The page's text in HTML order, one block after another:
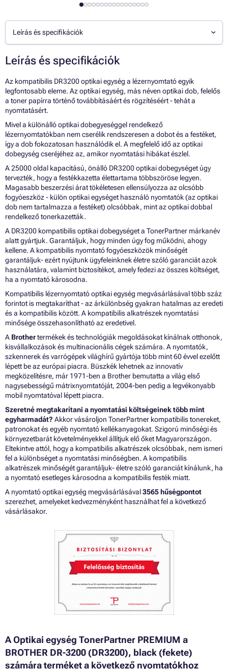
Leírás és specifikációk
Leírás és specifikációk
Az kompatibilis DR3200 optikai egység a lézernyomtató egyik
legfontosabb eleme. Az optikai egység, más néven optikai dob, felelős
a toner papírra történő továbbításáért és rögzítéséért - tehát a
nyomtatásért.
Mivel a különálló optikai dobegyeséggel rendelkező
lézernyomtatókban nem cserélik rendszeresen a dobot és a festéket,
így a dob fokozatosan használódik el. A megfelelő idő az optikai
dobegység cseréjéhez az, amikor nyomtatási hibákat észlel.
A 25000 oldal kapacitású, önálló DR3200 optikai dobegységet úgy
tervezték, hogy a festékkazetta élettartama többszöröse legyen.
Magasabb beszerzési árat tökéletesen ellensúlyozza az olcsóbb
fogyóeszköz - külön optikai egységet használó nyomtatók (az optikai
dob nem tartalmazza a festéket) olcsóbbak, mint az optikai dobbal
rendelkező tonerkazetták.
A DR3200 kompatibilis optikai dobegységet a TonerPartner márkanév
alatt gyártjuk. Garantáljuk, hogy minden úgy fog működni, ahogy
kellene. A kompatibilis nyomtató fogyóeszközök minőségét
garantáljuk- ezért nyújtunk ügyfeleinknek életre szóló garanciát azok
használatára, valamint biztosítékot, amely fedezi az összes költséget,
ha a nyomtató károsodna.
Kompatibilis lézernyomtató optikai egység megvásárlásával több száz
forintot is megtakaríthat - az árkülönbség gyakran hatalmas az eredeti
és a kompatibilis között. A kompatibilis alkatrészek nyomtatási
minősége összehasonlítható az eredetivel.
A Brothertermékek és technológiák megoldásokat kínálnak otthonok,
kisvállalkozások és multinacionális cégek számára. A nyomtatók,
szkennerek és varrógépek világhírű gyártója több mint 60 évvel ezelőtt
lépett be az európai piacra. Büszkék lehetnek az innovatív
megközelítésre, már 1971-ben a Brother bemutatta a világ első
nagysebességű mátrixnyomtatóját, 2004-ben pedig a legvékonyabb
mobil nyomtatóval lépett piacra.
Szeretné megtakarítani a nyomtatási költségeinek több mint
egyharmadát? Akkor vásároljon TonerPartner kompatibilis tonereket,
patronokat és egyéb nyomtató kellékanyagokat. Szigorú minőségi és
környezetbarát követelményekkel állítjuk elő őket Magyarországon.
Eltekintve attól, hogy a kompatibilis alkatrészek olcsóbbak, nem ismeri
fel a különbséget a nyomtatási minőségben. A kompatibilis
alkatrészek minőségét garantáljuk- életre szóló garanciát kínálunk, ha
a nyomtató esetleges károsodna a kompatibilis festék miatt.
A nyomtató optikai egység megvásárlásával3565 hűségpontot
szerezhet, amelyeket kedvezményként használhat fel a következő
vásárlásakor.
A Optikai egység TonerPartner PREMIUM a
BROTHER DR-3200 (DR3200), black (fekete)
számára terméket a következő nyomtatókhoz